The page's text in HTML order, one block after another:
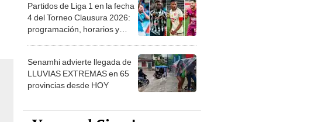
4 del Torneo Clausura 2026:
programación, horarios y
dónde ver
Senamhi advierte llegada de
LLUVIAS EXTREMAS en 65
provincias desde HOY
¡Vamos al Circo!